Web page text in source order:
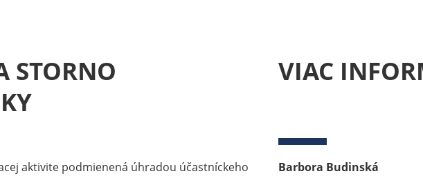
STORNO
aktivite podmienená úhradou účastníckeho
VIAC
Barbora Budinská